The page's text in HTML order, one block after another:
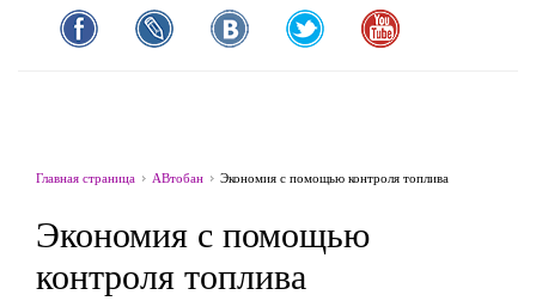
Главная страница АВтобан Экономия с помощью контроля топлива
Экономия с помощью
контроля топлива